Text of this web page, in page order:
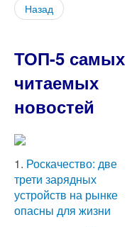
Назад
ТОП-5 самых
читаемых
новостей
1. Роскачество: две
трети зарядных
устройств на рынке
опасны для жизни